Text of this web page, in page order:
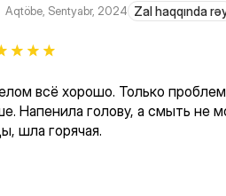
Aqtöbe, Sentyabr, 2024 Zal haqqında
всё хорошо. Только
Напенила голову, а смыть не
шла горячая.